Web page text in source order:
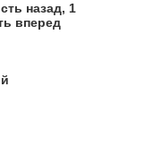
назад, 1
вперед